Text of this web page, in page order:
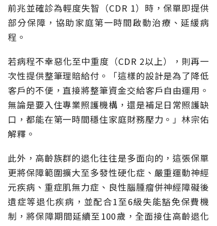
前兆並確診為輕度失智（CDR 1）時，保單即提供
部分保障，協助家庭第一時間啟動治療、延緩病
程。
若病程不幸惡化至中重度（CDR 2以上），則再一
次性提供整筆理賠給付。「這樣的設計是為了降低
客戶的不便，直接將整筆資金交給客戶自由運用。
無論是要入住專業照護機構，還是補足日常照護缺
口，都能在第一時間穩住家庭財務壓力。」林宗佑
解釋。
此外，高齡族群的退化往往是多面向的，這張保單
更將保障範圍擴大至多發性硬化症、嚴重運動神經
元疾病、重症肌無力症、良性腦腫瘤併神經障礙後
遺症等退化疾病，並配合1至6級失能豁免保費機
制，將保障期間延續至100歲，全面接住高齡退化